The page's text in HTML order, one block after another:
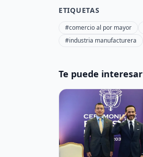
ETIQUETAS
#comercio al por mayor
#industria manufacturera
Te puede interesar